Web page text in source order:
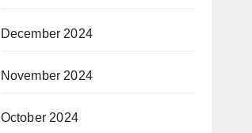
December 2024
November 2024
October 2024